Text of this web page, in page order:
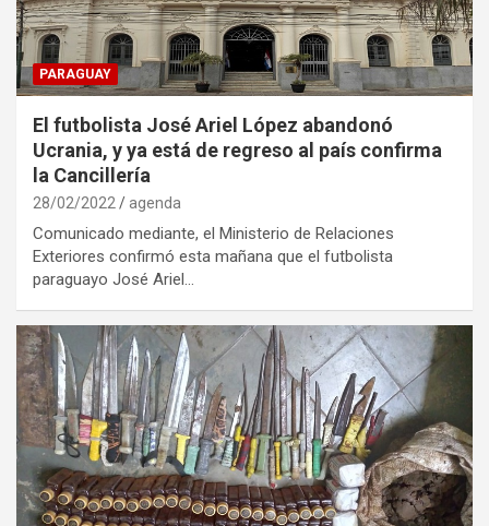
PARAGUAY
El futbolista José Ariel López abandonó
Ucrania, y ya está de regreso al país confirma
la Cancillería
28/02/2022 agenda
Comunicado mediante, el Ministerio de Relaciones
Exteriores confirmó esta mañana que el futbolista
paraguayo José Ariel…